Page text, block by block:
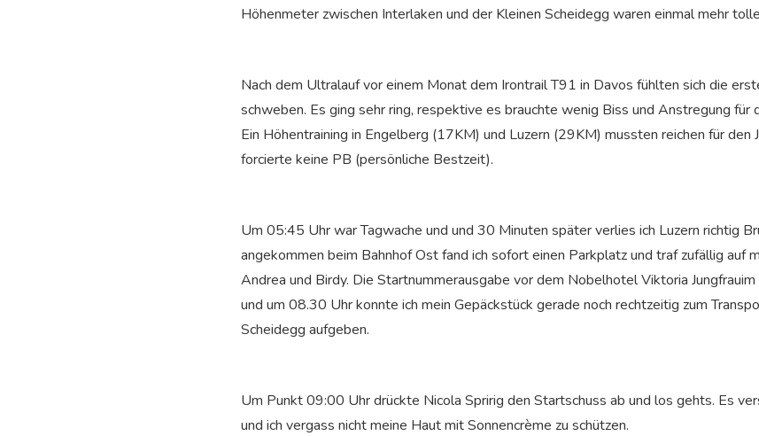
Höhenmeter zwischen Interlaken und der Kleinen Scheidegg waren einmal mehr
Nach dem Ultralauf vor einem Monat dem Irontrail T91 in Davos fühlten sich die
schweben. Es ging sehr ring, respektive es brauchte wenig Biss und Anstregung
Ein Höhentraining in Engelberg (17KM) und Luzern (29KM) mussten reichen für den
forcierte keine PB (persönliche Bestzeit).
Um 05:45 Uhr war Tagwache und und 30 Minuten später verlies ich Luzern richtig
angekommen beim Bahnhof Ost fand ich sofort einen Parkplatz und traf zufällig auf
Andrea und Birdy. Die Startnummerausgabe vor dem Nobelhotel Viktoria
und um 08.30 Uhr konnte ich mein Gepäckstück gerade noch rechtzeitig zum
Scheidegg aufgeben.
Um Punkt 09:00 Uhr drückte Nicola Spririg den Startschuss ab und los gehts. Es
und ich vergass nicht meine Haut mit Sonnencrème zu schützen.